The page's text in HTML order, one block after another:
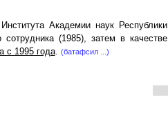
Академии наук Республики
сотрудника (1985), затем в качестве
с 1995 года. (батафсил ...)